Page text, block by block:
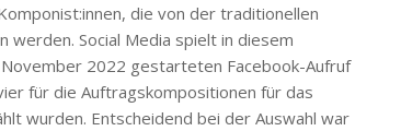
die von der traditionellen
werden. Social Media spielt in diesem
2022 gestarteten Facebook-Aufruf
für die Auftragskompositionen für das
wurden. Entscheidend bei der Auswahl war